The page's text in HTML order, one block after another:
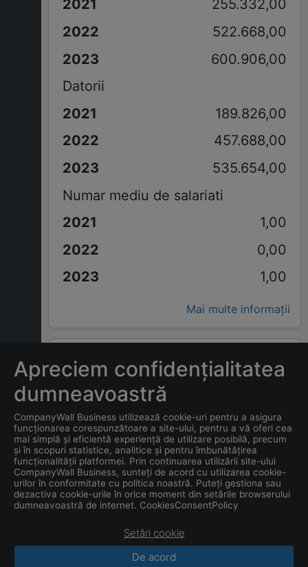
255.332,00
522.668,00
600.906,00
Datorii
189.826,00
457.688,00
535.654,00
Numar mediu de salariati
1,00
0,00
1,00
Mai multe informații
ÎNTREBĂRI FRECVENTE
Care este adresa companiei
SIERRA SAILING S.R.L.?
Care este data înființării
companieiSIERRA SAILING
S.R.L.?
CompanyWall Business © 2026
Apreciem confidențialitatea
dumneavoastră
CompanyWall Business utilizează cookie-uri pentru a asigura
funcționarea corespunzătoare a site-ului, pentru a vă oferi cea
mai simplă și eficientă experiență de utilizare posibilă, precum
și în scopuri statistice, analitice și pentru îmbunătățirea
funcționalității platformei. Prin continuarea utilizării site-ului
CompanyWall Business, sunteți de acord cu utilizarea cookie-
urilor în conformitate cu politica noastră. Puteți gestiona sau
dezactiva cookie-urile în orice moment din setările browserului
dumneavoastră de internet. CookiesConsentPolicy
Setări cookie
De acord